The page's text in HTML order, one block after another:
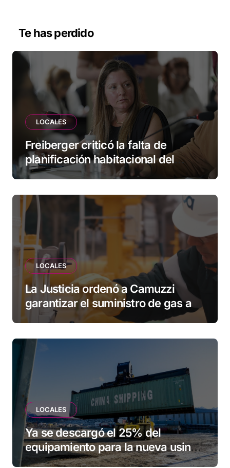
Te has perdido
LOCALES
Freiberger criticó la falta de
planificación habitacional del
Municipio: “Vuoto deja afuera a
esperando”
LOCALES
La Justicia ordenó a Camuzzi
garantizar el suministro de gas a
una familia de Tolhuin
LOCALES
Ya se descargó el 25% del
equipamiento para la nueva usina
de Ushuaia